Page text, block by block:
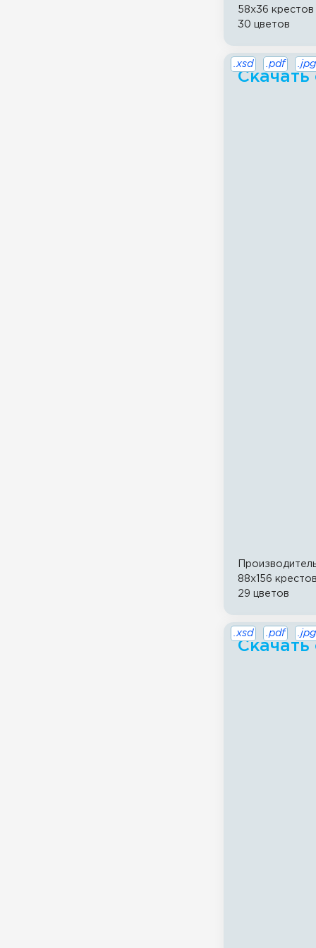
58x36 крестов
30 цветов
.xsd .pdf .jpg
88x156 крестов
29 цветов
.xsd .pdf .jpg